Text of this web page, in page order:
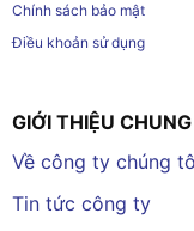
Chính sách bảo mật
Điều khoản sử dụng
GIỚI THIỆU CHUNG
Về công ty chúng
Tin tức công ty